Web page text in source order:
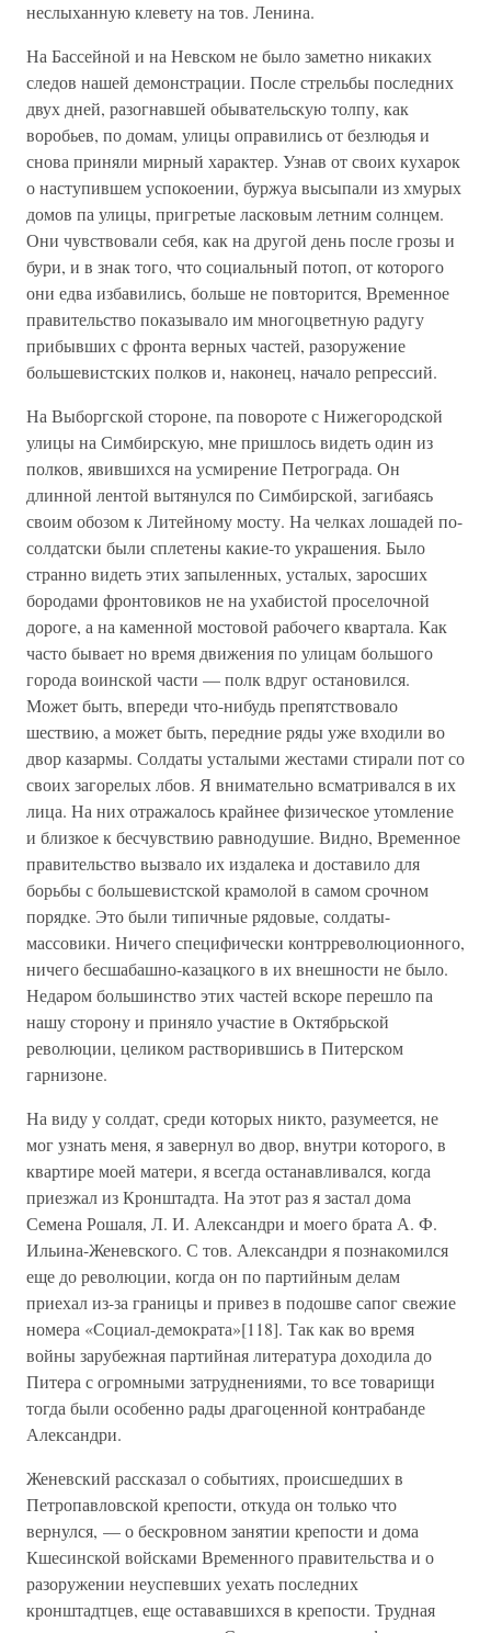
неслыханную клевету на тов. Ленина.
На Бассейной и на Невском не было заметно никаких
следов нашей демонстрации. После стрельбы последних
двух дней, разогнавшей обывательскую толпу, как
воробьев, по домам, улицы оправились от безлюдья и
снова приняли мирный характер. Узнав от своих кухарок
о наступившем успокоении, буржуа высыпали из хмурых
домов па улицы, пригретые ласковым летним солнцем.
Они чувствовали себя, как на другой день после грозы и
бури, и в знак того, что социальный потоп, от которого
они едва избавились, больше не повторится, Временное
правительство показывало им многоцветную радугу
прибывших с фронта верных частей, разоружение
большевистских полков и, наконец, начало репрессий.
На Выборгской стороне, па повороте с Нижегородской
улицы на Симбирскую, мне пришлось видеть один из
полков, явившихся на усмирение Петрограда. Он
длинной лентой вытянулся по Симбирской, загибаясь
своим обозом к Литейному мосту. На челках лошадей по-
солдатски были сплетены какие-то украшения. Было
странно видеть этих запыленных, усталых, заросших
бородами фронтовиков не на ухабистой проселочной
дороге, а на каменной мостовой рабочего квартала. Как
часто бывает но время движения по улицам большого
города воинской части — полк вдруг остановился.
Может быть, впереди что-нибудь препятствовало
шествию, а может быть, передние ряды уже входили во
двор казармы. Солдаты усталыми жестами стирали пот со
своих загорелых лбов. Я внимательно всматривался в их
лица. На них отражалось крайнее физическое утомление
и близкое к бесчувствию равнодушие. Видно, Временное
правительство вызвало их издалека и доставило для
борьбы с большевистской крамолой в самом срочном
порядке. Это были типичные рядовые, солдаты-
массовики. Ничего специфически контрреволюционного,
ничего бесшабашно-казацкого в их внешности не было.
Недаром большинство этих частей вскоре перешло па
нашу сторону и приняло участие в Октябрьской
революции, целиком растворившись в Питерском
гарнизоне.
На виду у солдат, среди которых никто, разумеется, не
мог узнать меня, я завернул во двор, внутри которого, в
квартире моей матери, я всегда останавливался, когда
приезжал из Кронштадта. На этот раз я застал дома
Семена Рошаля, Л. И. Александри и моего брата А. Ф.
Ильина-Женевского. С тов. Александри я познакомился
еще до революции, когда он по партийным делам
приехал из-за границы и привез в подошве сапог свежие
номера «Социал-демократа»[118]. Так как во время
войны зарубежная партийная литература доходила до
Питера с огромными затруднениями, то все товарищи
тогда были особенно рады драгоценной контрабанде
Александри.
Женевский рассказал о событиях, происшедших в
Петропавловской крепости, откуда он только что
вернулся, — о бескровном занятии крепости и дома
Кшесинской войсками Временного правительства и о
разоружении неуспевших уехать последних
кронштадтцев, еще остававшихся в крепости. Трудная